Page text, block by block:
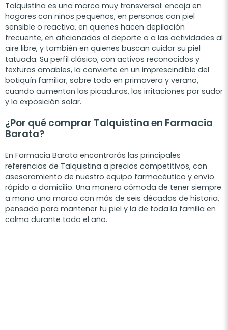
Talquistina es una marca muy transversal: encaja en
hogares con niños pequeños, en personas con piel
sensible o reactiva, en quienes hacen depilación
frecuente, en aficionados al deporte o a las actividades al
aire libre, y también en quienes buscan cuidar su piel
tatuada. Su perfil clásico, con activos reconocidos y
texturas amables, la convierte en un imprescindible del
botiquín familiar, sobre todo en primavera y verano,
cuando aumentan las picaduras, las irritaciones por sudor
y la exposición solar.
¿Por qué comprar Talquistina en Farmacia
Barata?
En Farmacia Barata encontrarás las principales
referencias de Talquistina a precios competitivos, con
asesoramiento de nuestro equipo farmacéutico y envío
rápido a domicilio. Una manera cómoda de tener siempre
a mano una marca con más de seis décadas de historia,
pensada para mantener tu piel y la de toda la familia en
calma durante todo el año.